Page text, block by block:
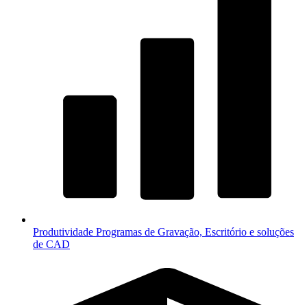
Produtividade Programas de Gravação, Escritório e soluções
de CAD